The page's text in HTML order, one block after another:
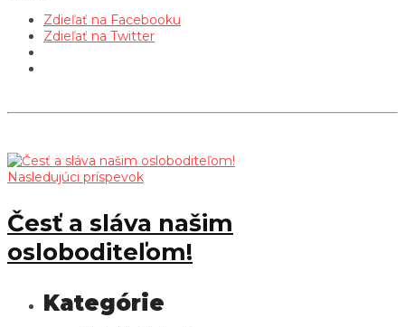
Zdieľať na Facebooku
Zdieľať na Twitter
Nasledujúci príspevok
Česť a sláva našim
osloboditeľom!